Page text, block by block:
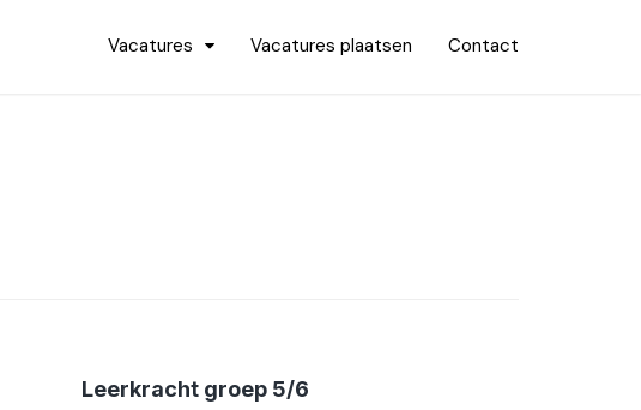
Vacatures Vacatures plaatsen Contact
Leerkracht groep 5/6